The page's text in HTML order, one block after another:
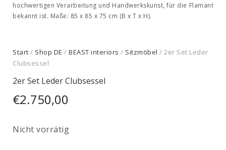
hochwertigen Verarbeitung und Handwerkskunst, für die Flamant
bekannt ist. Maße: 85 x 85 x 75 cm (B x T x H).
Start / Shop DE / BEAST interiors / Sitzmöbel / 2er Set Leder
Clubsessel
2er Set Leder Clubsessel
€2.750,00
Nicht vorrätig